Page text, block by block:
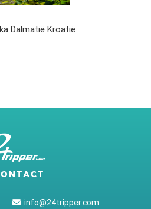
Dalmatië Kroatië
info@24tripper.com